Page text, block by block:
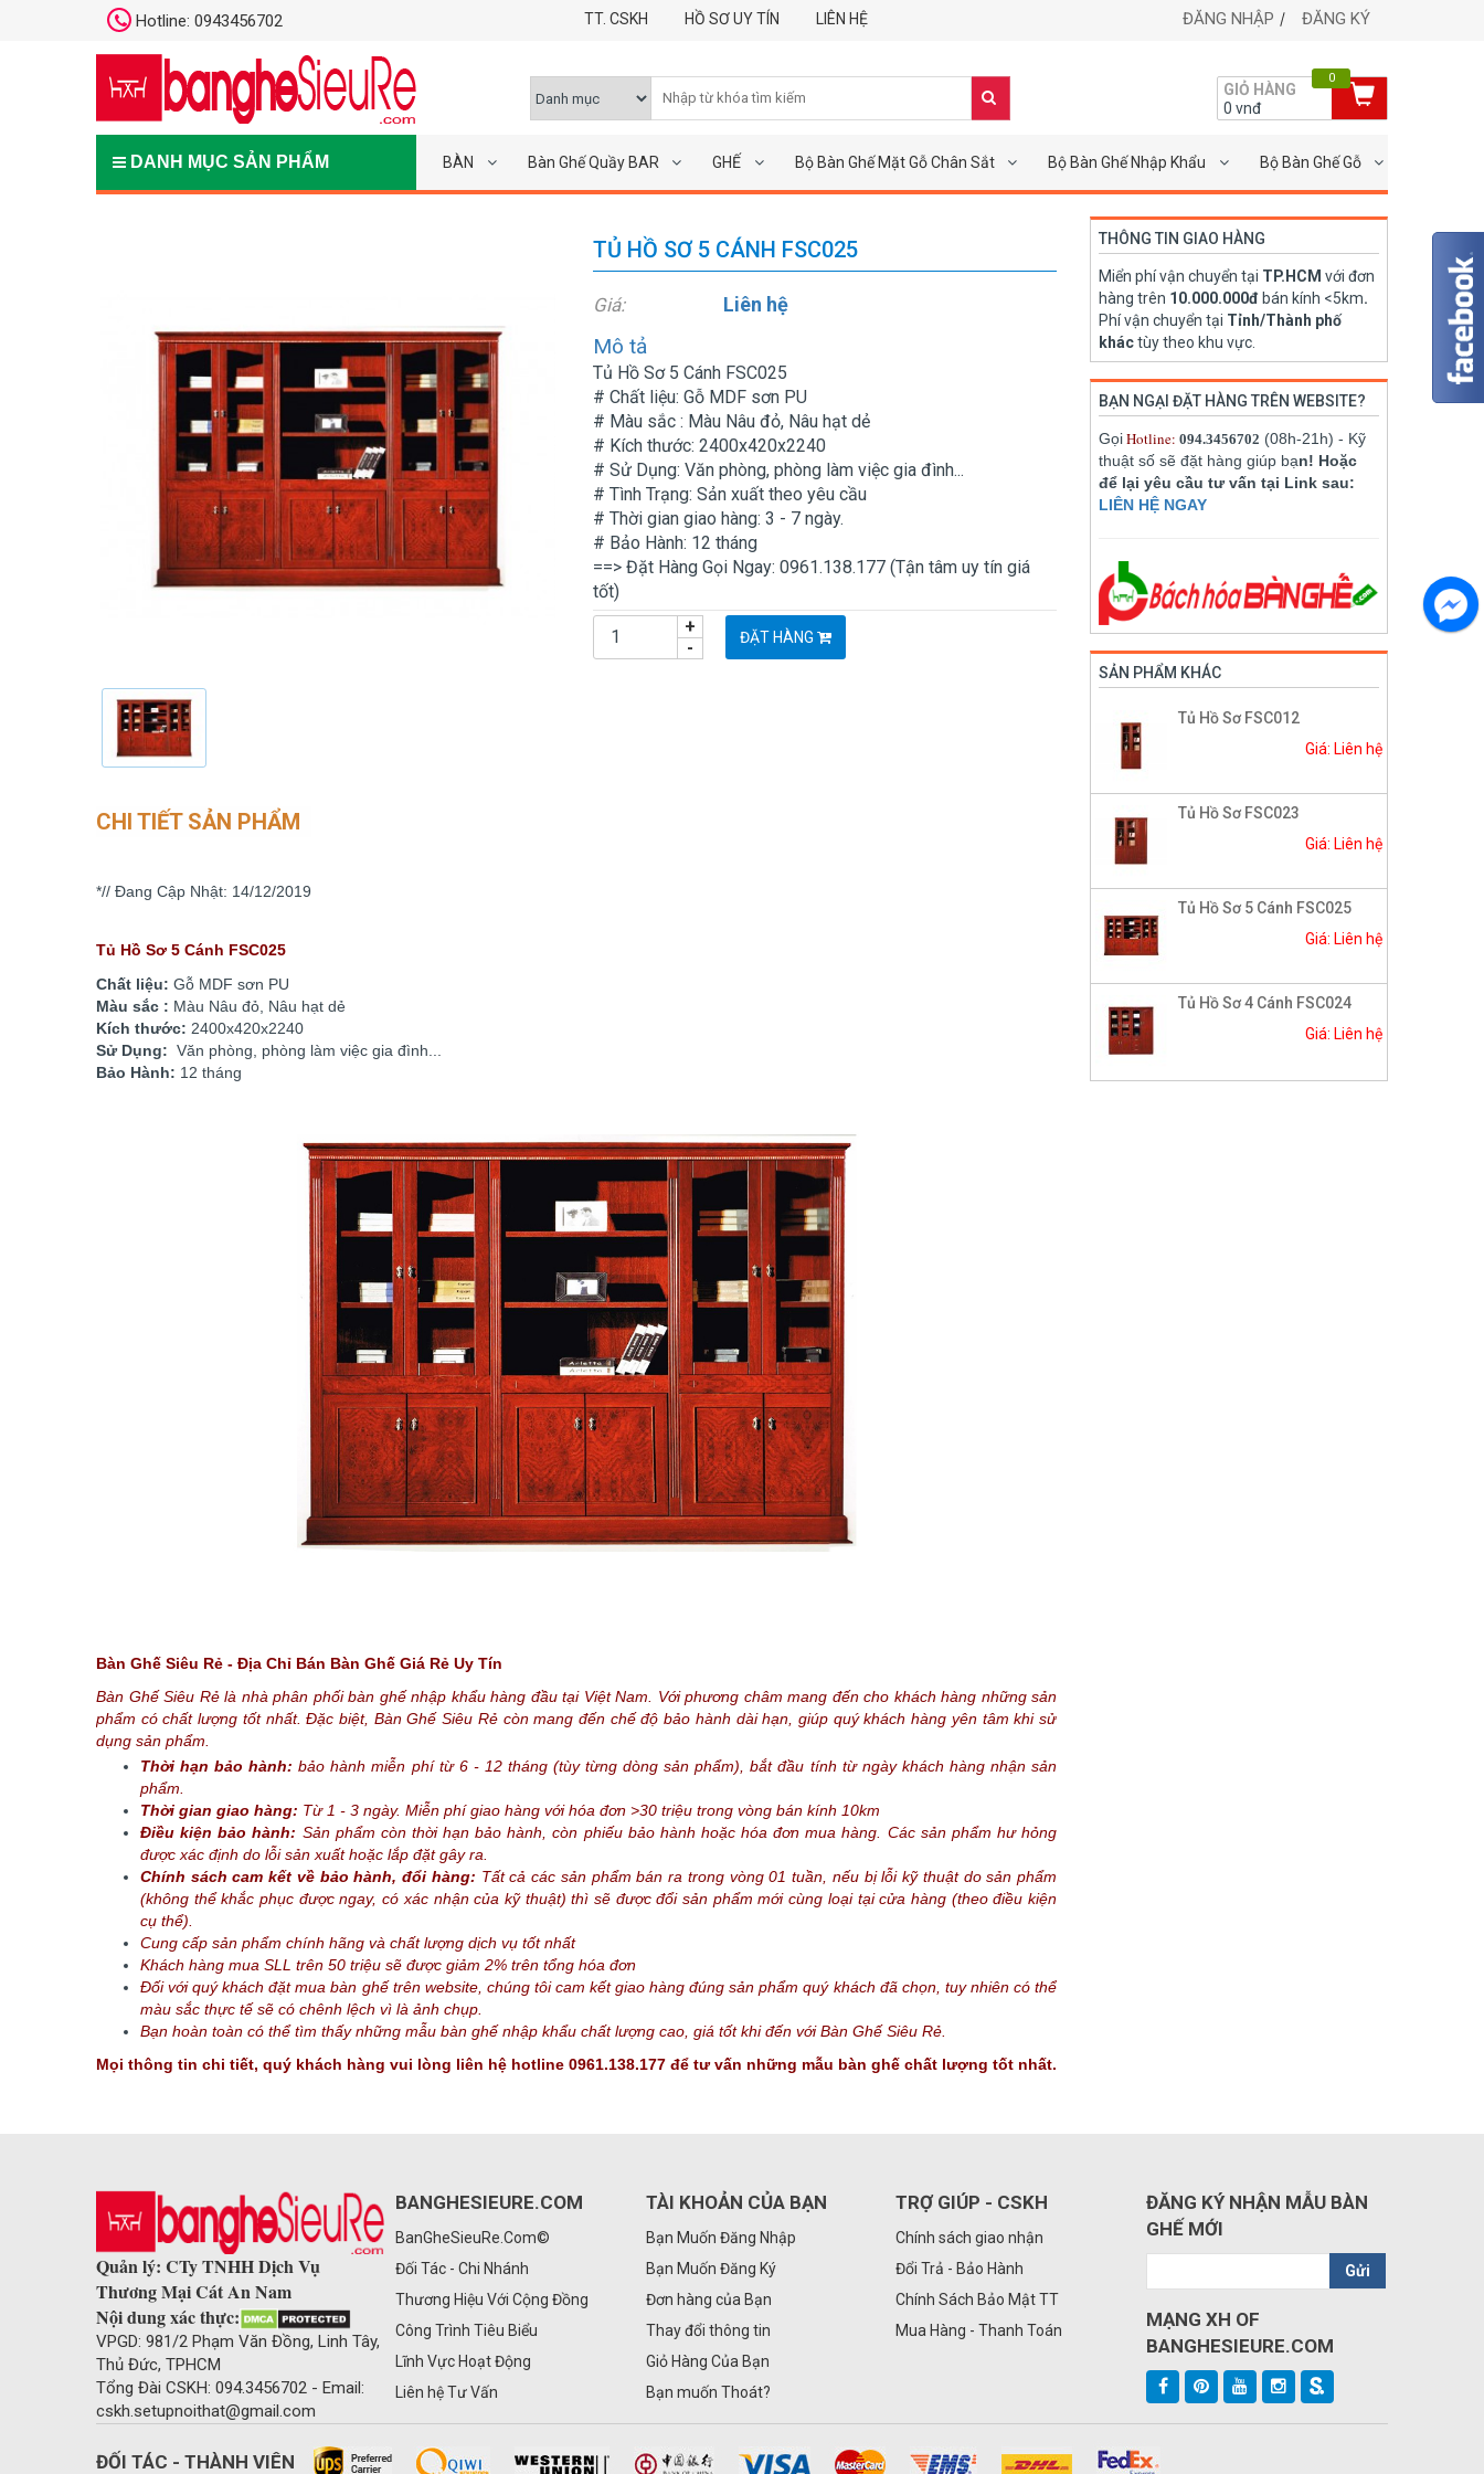
Hotline: 0943456702 TT. CSKH HỒ SƠ UY TÍN LIÊN HỆ ĐĂNG NHẬP ĐĂNG KÝ
GIỎ HÀNG
0 vnđ
0
DANH MỤC SẢN PHẨM BÀN Bàn Ghế Quầy BAR GHẾ Bộ Bàn Ghế Mặt Gỗ Chân Sắt Bộ Bàn Ghế Nhập Khẩu Bộ Bàn Ghế Gỗ
TỦ HỒ SƠ 5 CÁNH FSC025
Giá: Liên hệ
Mô tả
Tủ Hồ Sơ 5 Cánh FSC025
# Chất liệu: Gỗ MDF sơn PU
# Màu sắc : Màu Nâu đỏ, Nâu hạt dẻ
# Kích thước: 2400x420x2240
# Sử Dụng: Văn phòng, phòng làm việc gia đình...
# Tình Trạng: Sản xuất theo yêu cầu
# Thời gian giao hàng: 3 - 7 ngày.
# Bảo Hành: 12 tháng
==> Đặt Hàng Gọi Ngay: 0961.138.177 (Tận tâm uy tín giá
tốt)
-
+ ĐẶT HÀNG
CHI TIẾT SẢN PHẨM
*// Đang Cập Nhật: 14/12/2019
Tủ Hồ Sơ 5 Cánh FSC025
Chất liệu: Gỗ MDF sơn PU
Màu sắc : Màu Nâu đỏ, Nâu hạt dẻ
Kích thước: 2400x420x2240
Sử Dụng: Văn phòng, phòng làm việc gia đình...
Bảo Hành: 12 tháng
Bàn Ghế Siêu Rẻ - Địa Chỉ Bán Bàn Ghế Giá Rẻ Uy Tín
Bàn Ghế Siêu Rẻ là nhà phân phối bàn ghế nhập khẩu hàng đầu tại Việt Nam. Với phương châm mang đến cho khách hàng những sản
phẩm có chất lượng tốt nhất. Đặc biệt, Bàn Ghế Siêu Rẻ còn mang đến chế độ bảo hành dài hạn, giúp quý khách hàng yên tâm khi sử
dụng sản phẩm.
Thời hạn bảo hành:bảo hành miễn phí từ 6 - 12 tháng (tùy từng dòng sản phẩm), bắt đầu tính từ ngày khách hàng nhận sản
phẩm.
Thời gian giao hàng: Từ 1 - 3 ngày. Miễn phí giao hàng với hóa đơn >30 triệu trong vòng bán kính 10km
Điều kiện bảo hành: Sản phẩm còn thời hạn bảo hành, còn phiếu bảo hành hoặc hóa đơn mua hàng. Các sản phẩm hư hỏng
được xác định do lỗi sản xuất hoặc lắp đặt gây ra.
Chính sách cam kết về bảo hành, đổi hàng: Tất cả các sản phẩm bán ra trong vòng 01 tuần, nếu bị lỗi kỹ thuật do sản phẩm
(không thể khắc phục được ngay, có xác nhận của kỹ thuật) thì sẽ được đổi sản phẩm mới cùng loại tại cửa hàng (theo điều kiện
cụ thể).
Cung cấp sản phẩm chính hãng và chất lượng dịch vụ tốt nhất
Khách hàng mua SLL trên 50 triệu sẽ được giảm 2% trên tổng hóa đơn
Đối với quý khách đặt mua bàn ghế trên website, chúng tôi cam kết giao hàng đúng sản phẩm quý khách đã chọn, tuy nhiên có thể
màu sắc thực tế sẽ có chênh lệch vì là ảnh chụp.
Bạn hoàn toàn có thể tìm thấy những mẫu bàn ghế nhập khẩu chất lượng cao, giá tốt khi đến với Bàn Ghế Siêu Rẻ.
Mọi thông tin chi tiết, quý khách hàng vui lòng liên hệ hotline 0961.138.177 để tư vấn những mẫu bàn ghế chất lượng tốt nhất.
THÔNG TIN GIAO HÀNG
Miển phí vận chuyển tại TP.HCM với đơn
hàng trên 10.000.000đ bán kính <5km.
Phí vận chuyển tại Tỉnh/Thành phố
kháctùy theo khu vực.
BẠN NGẠI ĐẶT HÀNG TRÊN WEBSITE?
GọiHotline: 094.3456702 (08h-21h) - Kỹ
thuật số sẽ đặt hàng giúp bạn! Hoặc
để lại yêu cầu tư vấn tại Link sau:
LIÊN HỆ NGAY
SẢN PHẨM KHÁC
Tủ Hồ Sơ FSC012
Giá: Liên hệ
Tủ Hồ Sơ FSC023
Giá: Liên hệ
Tủ Hồ Sơ 5 Cánh FSC025
Giá: Liên hệ
Tủ Hồ Sơ 4 Cánh FSC024
Giá: Liên hệ
Quản lý: CTy TNHH Dịch Vụ
Thương Mại Cát An Nam
Nội dung xác thực:
VPGD: 981/2 Phạm Văn Đồng, Linh Tây,
Thủ Đức, TPHCM
Tổng Đài CSKH: 094.3456702 - Email:
cskh.setupnoithat@gmail.com
BANGHESIEURE.COM
BanGheSieuRe.Com©
Đối Tác - Chi Nhánh
Thương Hiệu Với Cộng Đồng
Công Trình Tiêu Biểu
Lĩnh Vực Hoạt Động
Liên hệ Tư Vấn
TÀI KHOẢN CỦA BẠN
Bạn Muốn Đăng Nhập
Bạn Muốn Đăng Ký
Đơn hàng của Bạn
Thay đổi thông tin
Giỏ Hàng Của Bạn
Bạn muốn Thoát?
TRỢ GIÚP - CSKH
Chính sách giao nhận
Đổi Trả - Bảo Hành
Chính Sách Bảo Mật TT
Mua Hàng - Thanh Toán
ĐĂNG KÝ NHẬN MẪU BÀN
GHẾ MỚI
Gửi
MẠNG XH OF
BANGHESIEURE.COM
ĐỐI TÁC - THÀNH VIÊN